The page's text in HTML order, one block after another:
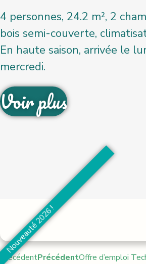
4 personnes, 24.2 m², 2
bois semi-couverte,
En haute saison, arrivée le
mercredi.
Voir plus
Nouveauté 2026 !
PrécédentPrécédentOffre d’emploi